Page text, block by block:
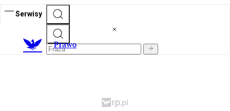
Serwisy
Prawo